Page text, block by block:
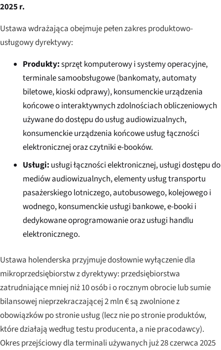
2025 r.
Ustawa wdrażająca obejmuje pełen zakres produktowo-
usługowy dyrektywy:
Produkty:sprzęt komputerowy i systemy operacyjne,
terminale samoobsługowe (bankomaty, automaty
biletowe, kioski odprawy), konsumenckie urządzenia
końcowe o interaktywnych zdolnościach obliczeniowych
używane do dostępu do usług audiowizualnych,
konsumenckie urządzenia końcowe usług łączności
elektronicznej oraz czytniki e-booków.
Usługi: usługi łączności elektronicznej, usługi dostępu do
mediów audiowizualnych, elementy usług transportu
pasażerskiego lotniczego, autobusowego, kolejowego i
wodnego, konsumenckie usługi bankowe, e-booki i
dedykowane oprogramowanie oraz usługi handlu
elektronicznego.
Ustawa holenderska przyjmuje dosłownie wyłączenie dla
mikroprzedsiębiorstw z dyrektywy: przedsiębiorstwa
zatrudniające mniej niż 10 osób i o rocznym obrocie lub sumie
bilansowej nieprzekraczającej 2 mln € są zwolnione z
obowiązków po stronie usług (lecz nie po stronie produktów,
które działają według testu producenta, a nie pracodawcy).
Okres przejściowy dla terminali używanych już 28 czerwca 2025